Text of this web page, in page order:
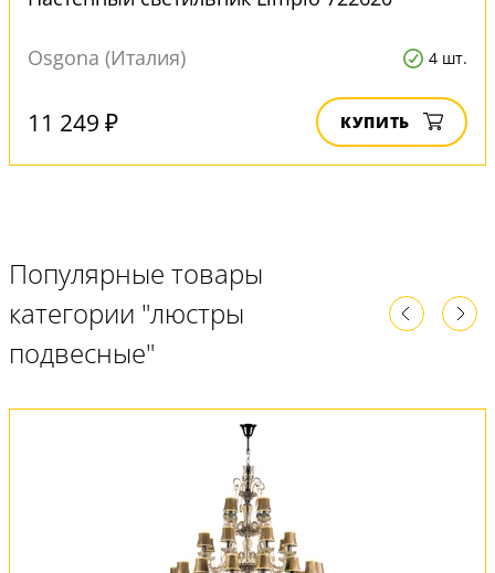
Osgona (Италия) 4 шт.
11 249 ₽ КУПИТЬ
Популярные товары
категории "люстры
подвесные"